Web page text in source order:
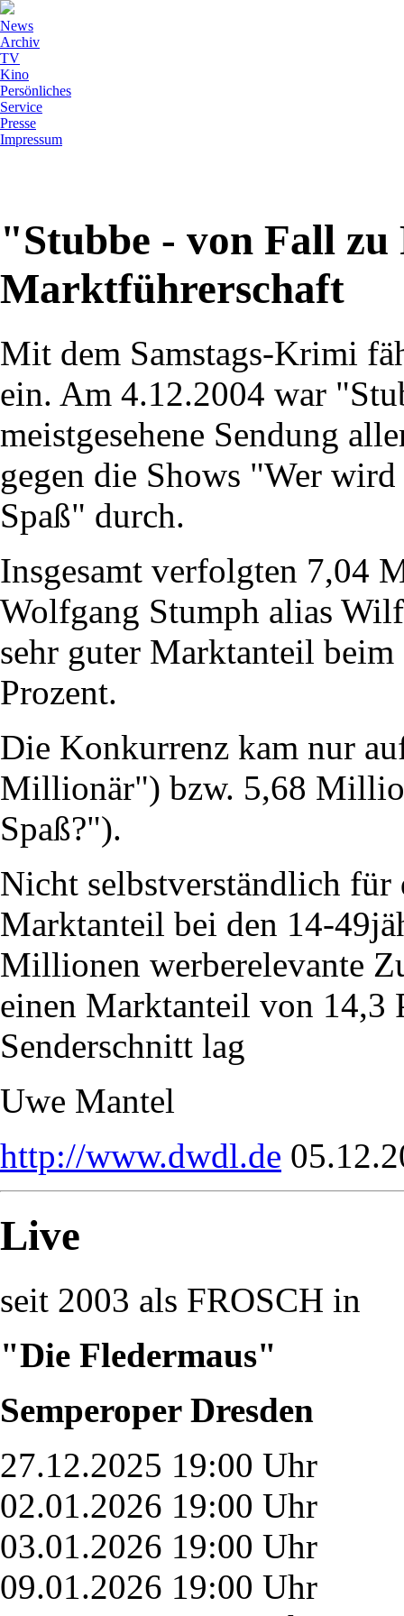
News
Archiv
TV
Kino
Persönliches
Service
Presse
Impressum
"Stubbe - von Fall
Marktführerschaft
Mit dem Samstags-Krimi
ein. Am 4.12.2004 war
meistgesehene Sendung
gegen die Shows "Wer
Spaß" durch.
Insgesamt verfolgten 7,04
Wolfgang Stumph alias
sehr guter Marktanteil
Prozent.
Die Konkurrenz kam nur
Millionär") bzw. 5,68
Spaß?").
Nicht selbstverständlich für
Marktanteil bei den 14-
Millionen werberelevante
einen Marktanteil von 14,3
Senderschnitt lag
Uwe Mantel
http://www.dwdl.de
Live
seit 2003 als FROSCH in
"Die Fledermaus"
Semperoper Dresden
27.12.2025 19:00 Uhr
02.01.2026 19:00 Uhr
03.01.2026 19:00 Uhr
09.01.2026 19:00 Uhr